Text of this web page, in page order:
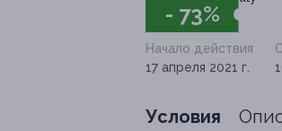
- 73%
Начало действия
17 апреля 2021 г.
Условия